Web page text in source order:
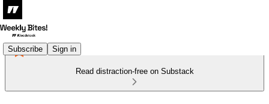
Subscribe Sign in
Read distraction-free on Substack